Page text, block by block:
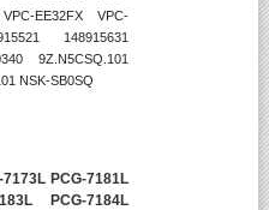
EE32FX VPC-
148915631
9Z.N5CSQ.101
NSK-SB0SQ
PCG-7181L
PCG-7184L